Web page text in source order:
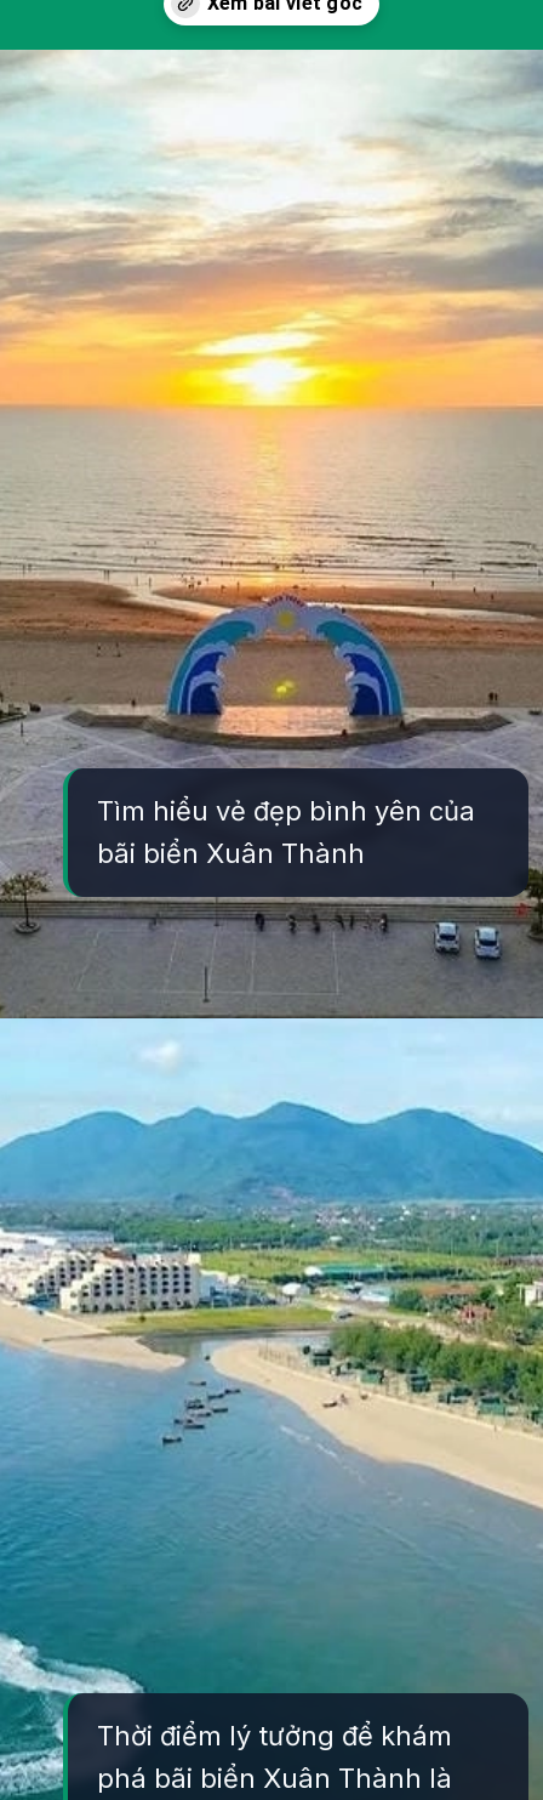
https://yeukhoahoc.edu.vn/bai-bien-xuan-thanh
Tìm hiểu vẻ đẹp bình yên của
bãi biển Xuân Thành
Thời điểm lý tưởng để khám
phá bãi biển Xuân Thành là